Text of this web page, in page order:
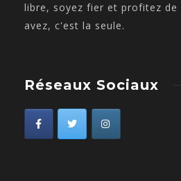
libre, soyez fier et profitez de
avez, c'est la seule.
Réseaux Sociaux